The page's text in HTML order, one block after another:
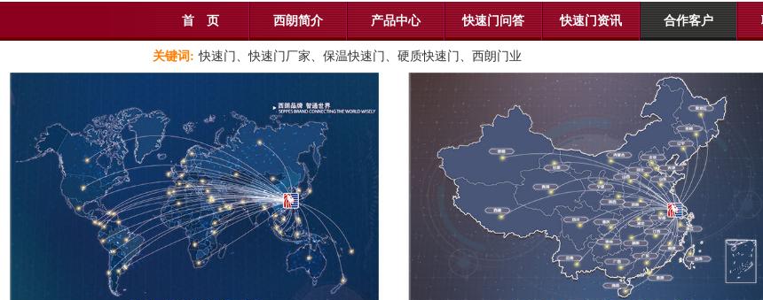
首 页 西朗简介 产品中心 快速门问答 快速门资讯 合作客户
关键词: 快速门、快速门厂家、保温快速门、硬质快速门、西朗门业